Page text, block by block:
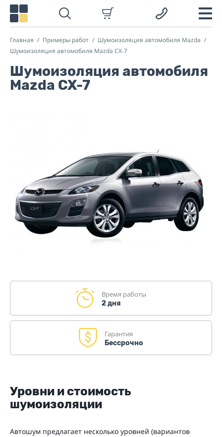
Главная Примеры работ
Шумоизоляция автомобиля Mazda
Шумоизоляция автомобиля Mazda CX-7
Шумоизоляция автомобиля
Mazda CX-7
Время работы
2 дня
Гарантия
Бессрочно
Уровни и стоимость
шумоизоляции
Автошум предлагает несколько уровней (вариантов